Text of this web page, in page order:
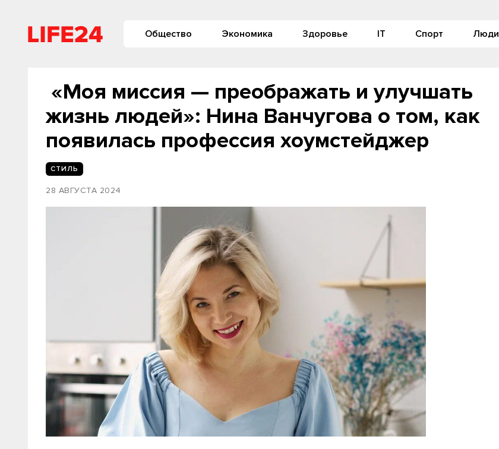
Общество Экономика Здоровье IT Спорт Люди
«Моя миссия — преображать и улучшать
жизнь людей»: Нина Ванчугова о том, как
появилась профессия хоумстейджер
СТИЛЬ
28 АВГУСТА 2024